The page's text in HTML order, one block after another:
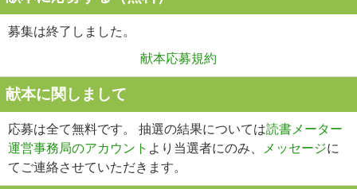
募集は終了しました。
献本応募規約
献本に関しまして
応募は全て無料です。 抽選の結果については読書メーター
運営事務局のアカウント より当選者にのみ、 メッセージに
てご連絡させていただきます。